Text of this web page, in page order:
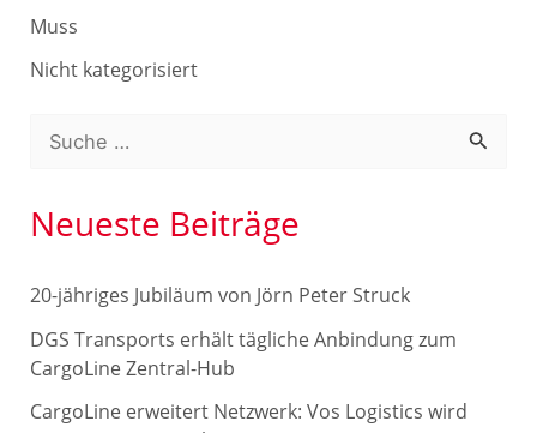
Muss
Nicht kategorisiert
c
e
n
a
Neueste Beiträge
20-jähriges Jubiläum von Jörn Peter Struck
DGS Transports erhält tägliche Anbindung zum
CargoLine Zentral-Hub
CargoLine erweitert Netzwerk: Vos Logistics wird